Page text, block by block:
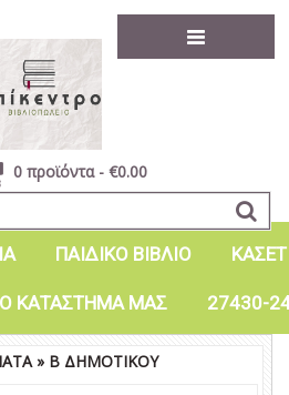
0 προϊόντα - €0.00
ΠΑΙΔΙΚΟ ΒΙΒΛΙΟ
ΚΑΤΑΣΤΗΜΑ ΜΑΣ 27430-
Εγγραφή
» Β ΔΗΜΟΤΙΚΟΥ